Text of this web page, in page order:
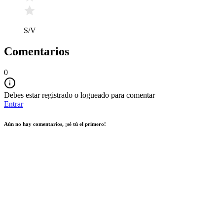
S/V
Comentarios
0
Debes estar registrado o logueado para comentar
Entrar
Aún no hay comentarios, ¡sé tú el primero!